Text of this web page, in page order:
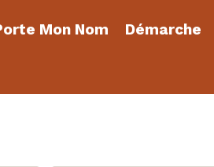
Mon Nom Démarche